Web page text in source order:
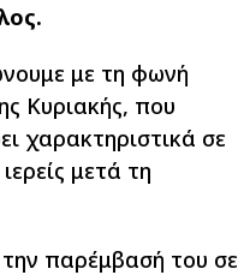
με τη φωνή
Κυριακής, που
χαρακτηριστικά σε
μετά τη
παρέμβασή του σε